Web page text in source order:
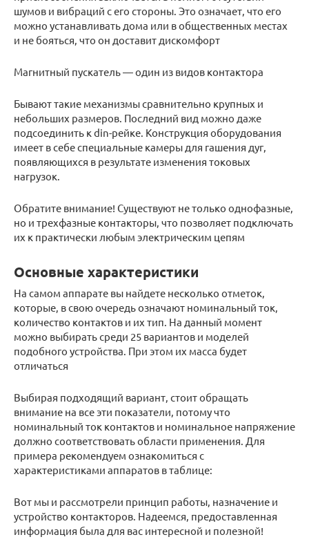
шумов и вибраций с его стороны. Это означает, что его
можно устанавливать дома или в общественных местах
и не бояться, что он доставит дискомфорт
Магнитный пускатель — один из видов контактора
Бывают такие механизмы сравнительно крупных и
небольших размеров. Последний вид можно даже
подсоединить к din-рейке. Конструкция оборудования
имеет в себе специальные камеры для гашения дуг,
появляющихся в результате изменения токовых
нагрузок.
Обратите внимание! Существуют не только однофазные,
но и трехфазные контакторы, что позволяет подключать
их к практически любым электрическим цепям
Основные характеристики
На самом аппарате вы найдете несколько отметок,
которые, в свою очередь означают номинальный ток,
количество контактов и их тип. На данный момент
можно выбирать среди 25 вариантов и моделей
подобного устройства. При этом их масса будет
отличаться
Выбирая подходящий вариант, стоит обращать
внимание на все эти показатели, потому что
номинальный ток контактов и номинальное напряжение
должно соответствовать области применения. Для
примера рекомендуем ознакомиться с
характеристиками аппаратов в таблице:
Вот мы и рассмотрели принцип работы, назначение и
устройство контакторов. Надеемся, предоставленная
информация была для вас интересной и полезной!